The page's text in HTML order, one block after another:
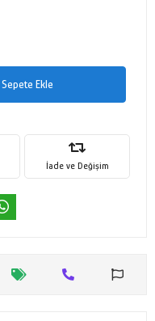
Sepete Ekle
İade ve Değişim